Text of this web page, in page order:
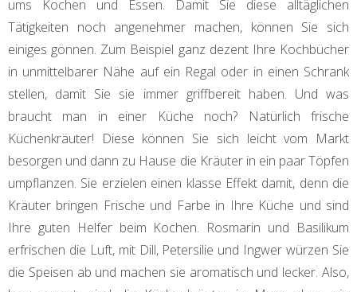
ums Kochen und Essen. Damit Sie diese alltäglichen
Tätigkeiten noch angenehmer machen, können Sie sich
einiges gönnen. Zum Beispiel ganz dezent Ihre Kochbücher
in unmittelbarer Nähe auf ein Regal oder in einen Schrank
stellen, damit Sie sie immer griffbereit haben. Und was
braucht man in einer Küche noch? Natürlich frische
Küchenkräuter! Diese können Sie sich leicht vom Markt
besorgen und dann zu Hause die Kräuter in ein paar Töpfen
umpflanzen. Sie erzielen einen klasse Effekt damit, denn die
Kräuter bringen Frische und Farbe in Ihre Küche und sind
Ihre guten Helfer beim Kochen. Rosmarin und Basilikum
erfrischen die Luft, mit Dill, Petersilie und Ingwer würzen Sie
die Speisen ab und machen sie aromatisch und lecker. Also,